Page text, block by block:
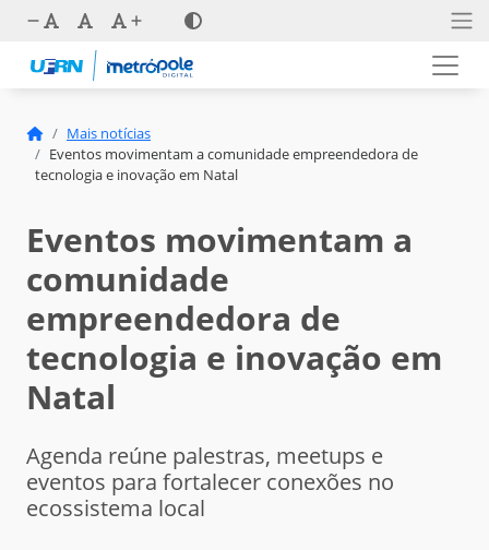
Mais notícias
Eventos movimentam a comunidade empreendedora de
tecnologia e inovação em Natal
Eventos movimentam a
comunidade
empreendedora de
tecnologia e inovação em
Natal
Agenda reúne palestras, meetups e
eventos para fortalecer conexões no
ecossistema local